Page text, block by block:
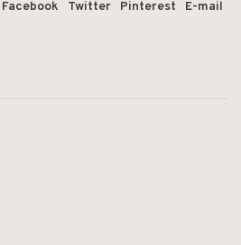
Facebook Twitter Pinterest E-mail